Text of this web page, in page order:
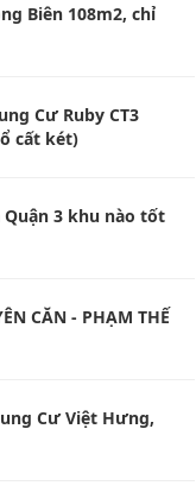
Biên 108m2, chỉ
Cư Ruby CT3
cất két)
Quận 3 khu nào tốt
CĂN - PHẠM THẾ
Cư Việt Hưng,